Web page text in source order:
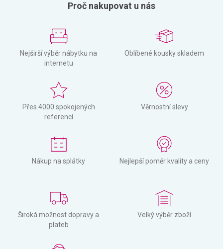
Proč nakupovat u nás
Nejširší výběr nábytku na
internetu
Oblíbené kousky skladem
Přes 4000 spokojených
referencí
Věrnostní slevy
Nákup na splátky Nejlepší poměr kvality a ceny
Široká možnost dopravy a
plateb
Velký výběr zboží